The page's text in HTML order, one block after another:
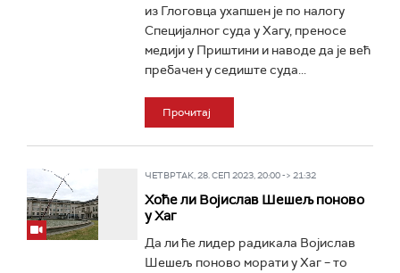
из Глоговца ухапшен је по налогу
Специјалног суда у Хагу, преносе
медији у Приштини и наводе да је већ
пребачен у седиште суда...
Прочитај
ЧЕТВРТАК, 28. СЕП 2023, 20:00 -> 21:32
Хоће ли Војислав Шешељ поново
у Хаг
Да ли ће лидер радикала Војислав
Шешељ поново морати у Хаг – то